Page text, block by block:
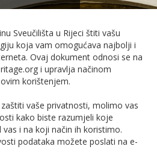
Sveučilišta u Rijeci štiti vašu
koja vam omogućava najbolji i
Ovaj dokument odnosi se na
i upravlja načinom
korištenjem.
vaše privatnosti, molimo vas
kako biste razumjeli koje
i na koji način ih koristimo.
podataka možete poslati na e-